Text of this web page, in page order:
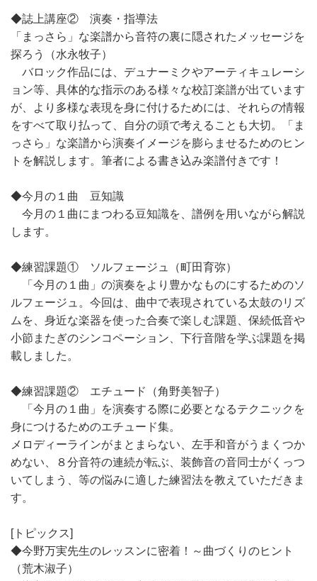
◆誌上講座② 演奏・指導法
「まっさら」な楽譜から音符の裏に隠されたメッセージを
探ろう（水永牧子）
バロック作品には、デュナーミクやアーティキュレーシ
ョン等、具体的な指示のある様々な校訂楽譜が出ています
が、より多様な表現を身に付けるためには、それらの情報
をすべて取り払って、自分の頭で考えることも大切。「ま
っさら」な楽譜から演奏イメージを膨らませるためのヒン
トを解説します。筆者による書き込み楽譜付きです！
◆今月の１曲 豆知識
今月の１曲にまつわる豆知識を、譜例を用いながら解説
します。
◆練習課題① ソルフェージュ（町田育弥）
「今月の１曲」の演奏をより豊かなものにするためのソ
ルフェージュ。今回は、曲中で表現されている太鼓のリズ
ムを、身近な楽器を使った合奏で楽しむ課題、保続低音や
小節またぎのシンコペーション、下行音階を学ぶ課題を掲
載しました。
◆練習課題② エチュード（角野美智子）
「今月の１曲」を演奏する際に必要となるテクニックを
身につけるためのエチュード集。
メロディーラインがまとまらない、左手和音がうまくつか
めない、８分音符の連続が転ぶ、装飾音の音同士がくっつ
いてしまう、等の悩みに適した練習法を教えていただきま
す。
[トピックス]
◆今野万実先生のレッスンに密着！～曲づくりのヒント
（荒木淑子）